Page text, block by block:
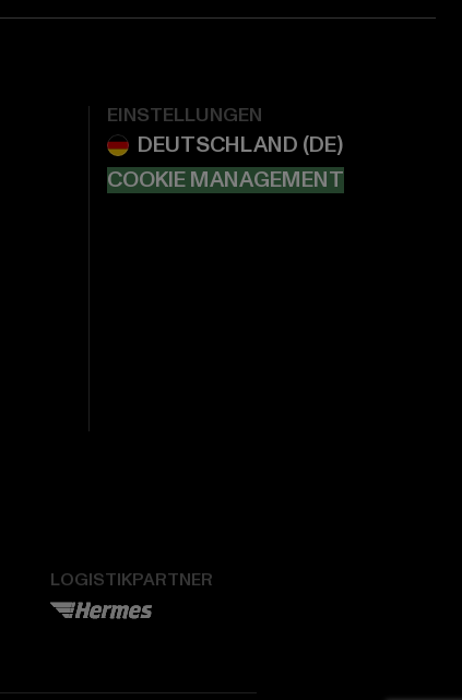
EINSTELLUNGEN
COOKIE MANAGEMENT
LOGISTIKPARTNER